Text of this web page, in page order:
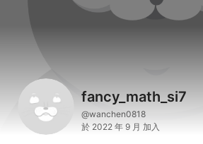
fancy_math_si7
@wanchen0818
於 2022 年 9 月 加入